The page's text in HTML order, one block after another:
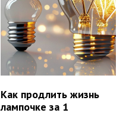
Как продлить жизнь
лампочке за 1